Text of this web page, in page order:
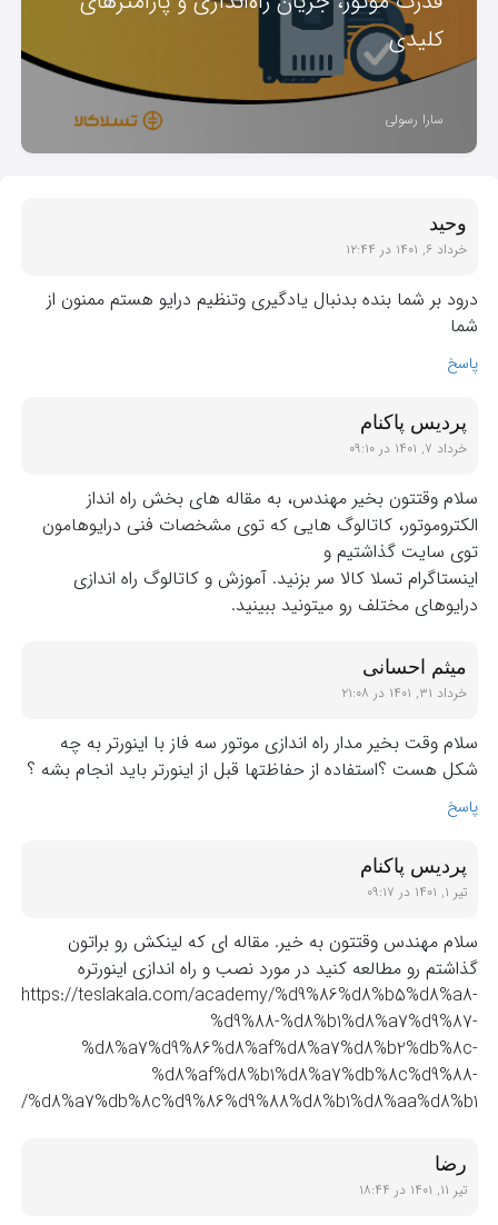
کلیدی
سارا رسولی
وحید
خرداد ۶, ۱۴۰۱ در ۱۲:۴۴
درود بر شما بنده بدنبال یادگیری وتنظیم درایو هستم ممنون از
شما
پاسخ
پردیس پاکنام
خرداد ۷, ۱۴۰۱ در ۰۹:۱۰
سلام وقتتون بخیر مهندس، به مقاله های بخش راه انداز
الکتروموتور، کاتالوگ هایی که توی مشخصات فنی درایوهامون
توی سایت گذاشتیم و
اینستاگرام تسلا کالا سر بزنید. آموزش و کاتالوگ راه اندازی
درایوهای مختلف رو میتونید ببینید.
میثم احسانی
خرداد ۳۱, ۱۴۰۱ در ۲۱:۰۸
سلام وقت بخیر مدار راه اندازی موتور سه فاز با اینورتر به چه
شکل هست ؟استفاده از حفاظتها قبل از اینورتر باید انجام بشه ؟
پاسخ
پردیس پاکنام
تیر ۱, ۱۴۰۱ در ۰۹:۱۷
سلام مهندس وقتتون به خیر. مقاله ای که لینکش رو براتون
گذاشتم رو مطالعه کنید در مورد نصب و راه اندازی اینورتره
https://teslakala.com/academy/%d9%86%d8%b5%d8%a8-
%d9%88-%d8%b1%d8%a7%d9%87-
%d8%a7%d9%86%d8%af%d8%a7%d8%b2%db%8c-
%d8%af%d8%b1%d8%a7%db%8c%d9%88-
%d8%a7%db%8c%d9%86%d9%88%d8%b1%d8%aa%d8%b1/
رضا
تیر ۱۱, ۱۴۰۱ در ۱۸:۴۴